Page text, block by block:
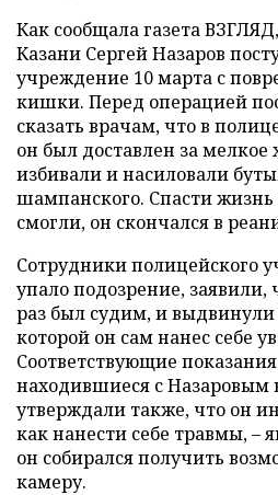
Как сообщала газета
Казани Сергей Назаров
учреждение 10 марта с
кишки. Перед операцией
сказать врачам, что в
он был доставлен за мелкое
избивали и насиловали
шампанского. Спасти
смогли, он скончался в
Сотрудники полицейского
упало подозрение,
раз был судим, и выдвинули
которой он сам нанес себе
Соответствующие
находившиеся с Назаровым
утверждали также, что он
как нанести себе травмы, –
он собирался получить
камеру.